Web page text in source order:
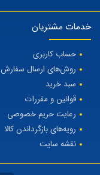
خدمات مشتریان
حساب کاربری
روش‌های ارسال سفارش
سبد خرید
قوانین و مقررات
رعایت حریم خصوصی
رویه‌های بازگرداندن کالا
نقشه سایت